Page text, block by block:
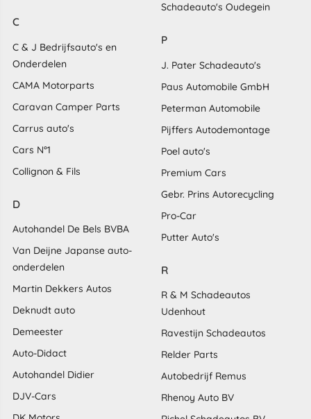
C
C & J Bedrijfsauto's en
Onderdelen
CAMA Motorparts
Caravan Camper Parts
Carrus auto's
Cars N°1
Collignon & Fils
D
Autohandel De Bels BVBA
Van Deijne Japanse auto-
onderdelen
Martin Dekkers Autos
Deknudt auto
Demeester
Auto-Didact
Autohandel Didier
DJV-Cars
Schadeauto's Oudegein
P
J. Pater Schadeauto's
Paus Automobile GmbH
Peterman Automobile
Pijffers Autodemontage
Poel auto's
Premium Cars
Gebr. Prins Autorecycling
Pro-Car
Putter Auto's
R
R & M Schadeautos
Udenhout
Ravestijn Schadeautos
Relder Parts
Autobedrijf Remus
Rhenoy Auto BV